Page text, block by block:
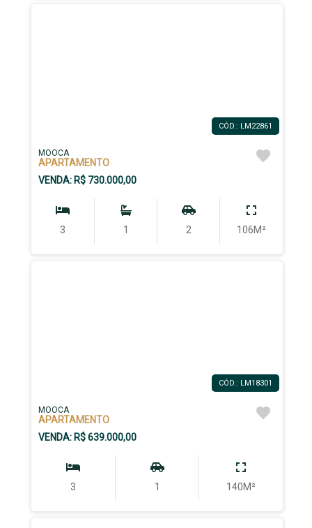
CÓD.: LM22861
MOOCA
APARTAMENTO
VENDA: R$ 730.000,00
3 1 2 106M²
CÓD.: LM18301
MOOCA
APARTAMENTO
VENDA: R$ 639.000,00
3 1 140M²